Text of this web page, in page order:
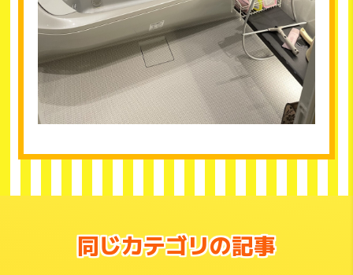
同じカテゴリの記事